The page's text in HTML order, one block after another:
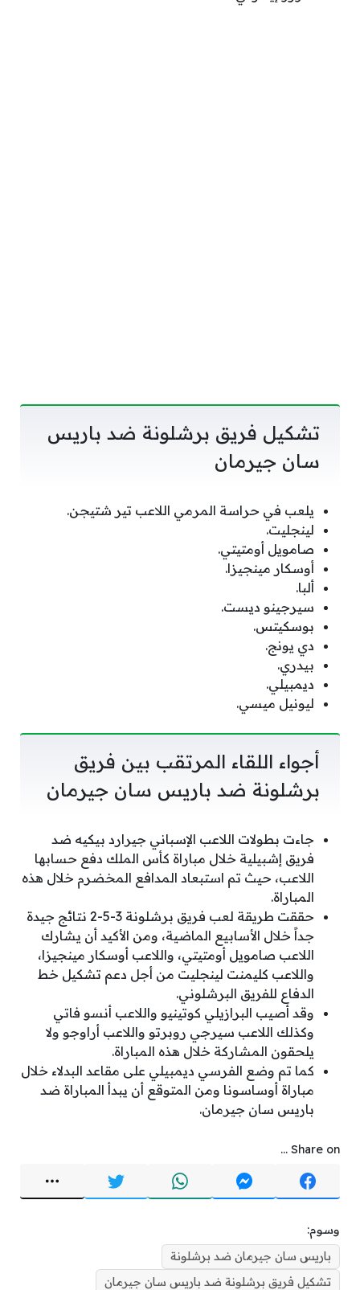
تشكيل فريق برشلونة ضد باريس
سان جيرمان
يلعب في حراسة المرمي اللاعب تير شتيجن.
لينجليت.
صامويل أومتيتي.
أوسكار مينجيزا.
ألبا.
سيرجينو ديست.
بوسكيتس.
دي يونج.
بيدري.
ديمبيلي.
ليونيل ميسي.
أجواء اللقاء المرتقب بين فريق
برشلونة ضد باريس سان جيرمان
جاءت بطولات اللاعب الإسباني جيرارد بيكيه ضد
فريق إشبيلية خلال مباراة كأس الملك دفع حسابها
اللاعب، حيث تم استبعاد المدافع المخضرم خلال هذه
المباراة.
حققت طريقة لعب فريق برشلونة 3-5-2 نتائج جيدة
جداً خلال الأسابيع الماضية، ومن الأكيد أن يشارك
اللاعب صامويل أومتيتي، واللاعب أوسكار مينجيزا،
واللاعب كليمنت لينجليت من أجل دعم تشكيل خط
الدفاع للفريق البرشلوني.
وقد أصيب البرازيلي كوتينيو واللاعب أنسو فاتي
وكذلك اللاعب سيرجي روبرتو واللاعب أراوجو ولا
يلحقون المشاركة خلال هذه المباراة.
كما تم وضع الفرسي ديمبيلي على مقاعد البدلاء خلال
مباراة أوساسونا ومن المتوقع أن يبدأ المباراة ضد
باريس سان جيرمان.
Share on ...
وسوم:
باريس سان جيرمان ضد برشلونة
تشكيل فريق برشلونة ضد باريس سان جيرمان